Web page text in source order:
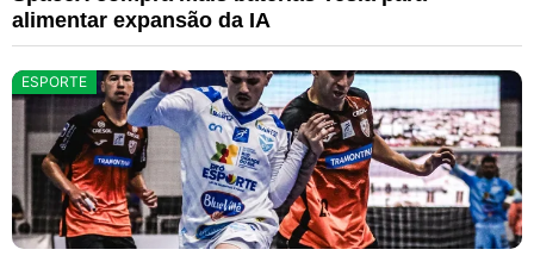
alimentar expansão da IA
ESPORTE